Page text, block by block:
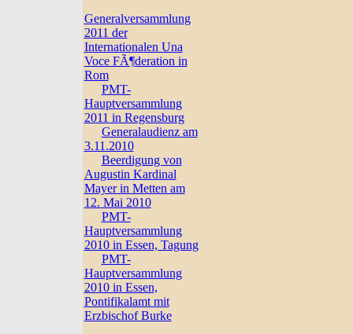
Generalversammlung
2011 der
Internationalen Una
Voce FÃ¶deration in
Rom
PMT-
Hauptversammlung
2011 in Regensburg
Generalaudienz am
3.11.2010
Beerdigung von
Augustin Kardinal
Mayer in Metten am
12. Mai 2010
PMT-
Hauptversammlung
2010 in Essen, Tagung
PMT-
Hauptversammlung
2010 in Essen,
Pontifikalamt mit
Erzbischof Burke